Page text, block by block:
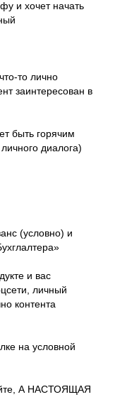
и хочет начать
то лично
заинтересован в
быть горячим
диалога)
(условно) и
и вас
личный
контента
на условной
А НАСТОЯЩАЯ